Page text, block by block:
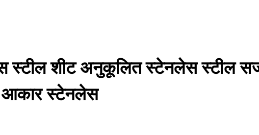
शीट अनुकूलित स्टेनलेस स्टील
स्टेनलेस